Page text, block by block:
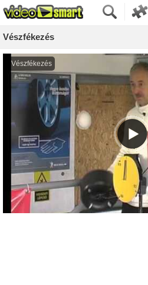
Vészfékezés